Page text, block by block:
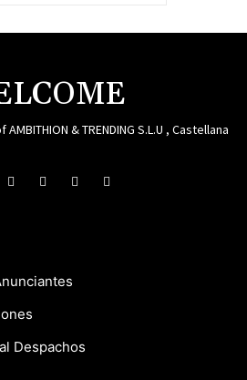
& TRENDING S.L.U , Castellana
Despachos